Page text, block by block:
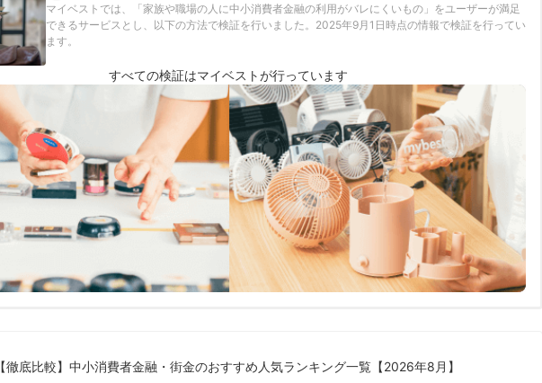
マイベストでは、「家族や職場の人に中小消費者金融の利用がバレにくいもの」をユーザーが満足
できるサービスとし、以下の方法で検証を行いました。2025年9月1日時点の情報で検証を行ってい
ます。
すべての検証はマイベストが行っています
【徹底比較】中小消費者金融・街金のおすすめ人気ランキング一覧【2026年8月】